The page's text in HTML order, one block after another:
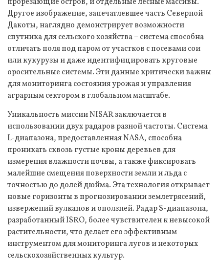
Другое изображение, запечатлевшее часть Северной
Дакоты, наглядно демонстрирует возможности
спутника для сельского хозяйства – система способна
отличать поля под паром от участков с посевами сои
или кукурузы и даже идентифицировать круговые
оросительные системы. Эти данные критически важны
для мониторинга состояния урожая и управления
аграрным сектором в глобальном масштабе.
Уникальность миссии NISAR заключается в
использовании двух радаров разной частоты. Система
L-диапазона, предоставленная NASA, способна
проникать сквозь густые кроны деревьев для
измерения влажности почвы, а также фиксировать
малейшие смещения поверхности земли и льда с
точностью до долей дюйма. Эта технология открывает
новые горизонты в прогнозировании землетрясений,
извержений вулканов и оползней. Радар S-диапазона,
разработанный ISRO, более чувствителен к невысокой
растительности, что делает его эффективным
инструментом для мониторинга лугов и некоторых
сельскохозяйственных культур.